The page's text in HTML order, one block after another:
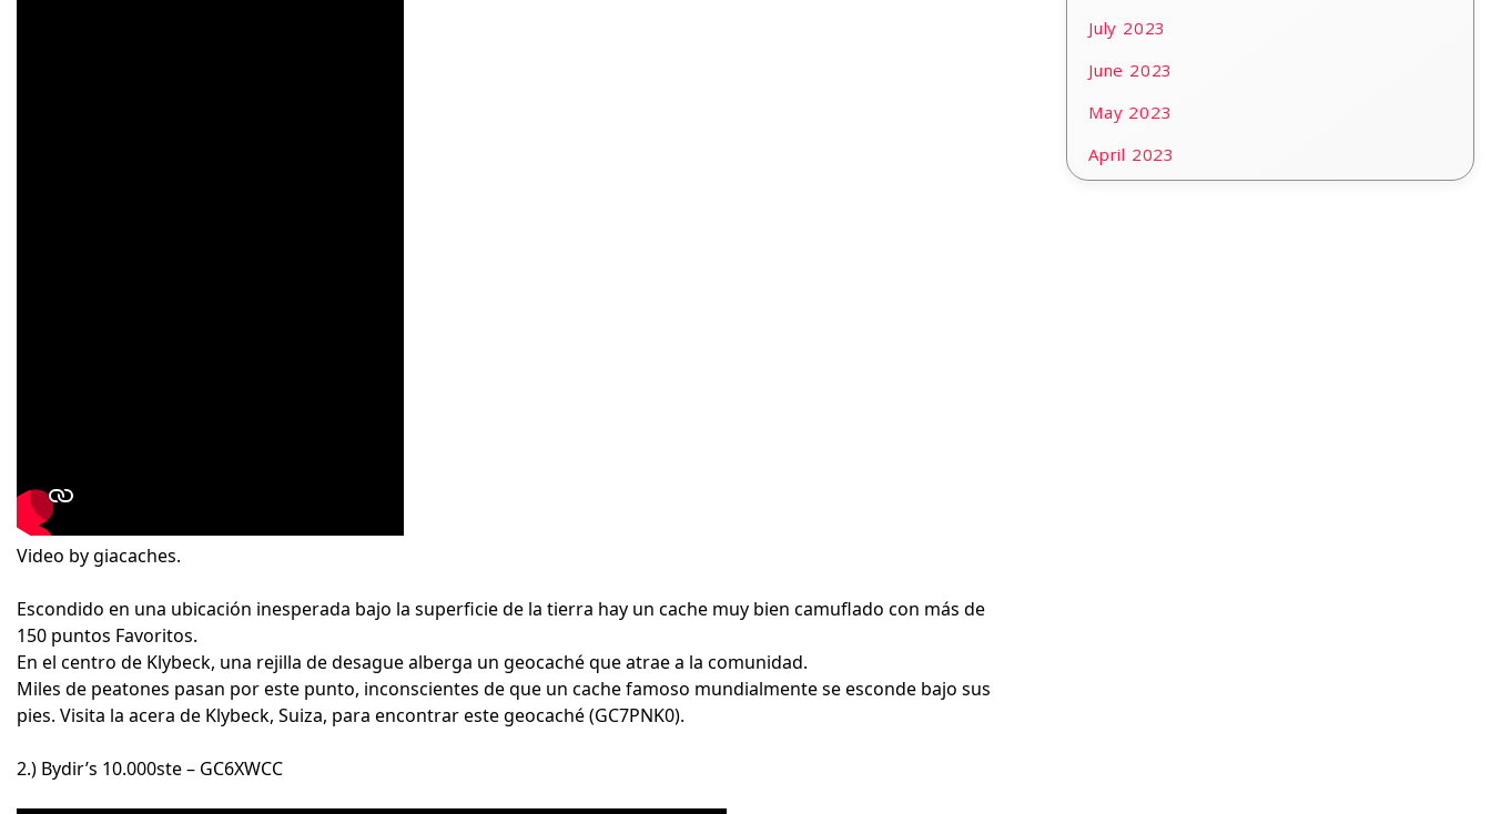
Video by giacaches.
Escondido en una ubicación inesperada bajo la superficie de la tierra hay un cache muy bien camuflado con más de
150 puntos Favoritos.
En el centro de Klybeck, una rejilla de desague alberga un geocaché que atrae a la comunidad.
Miles de peatones pasan por este punto, inconscientes de que un cache famoso mundialmente se esconde bajo sus
pies. Visita la acera de Klybeck, Suiza, para encontrar este geocaché (GC7PNK0).
2.) Bydir’s 10.000ste – GC6XWCC
July 2023
June 2023
May 2023
April 2023